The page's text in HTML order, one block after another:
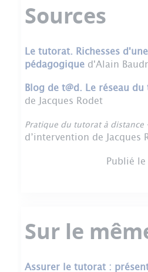
Sources
Le tutorat. Richesses
pédagogique d'Alain
Blog de t@d. Le réseau
de Jacques Rodet
Pratique du tutorat à distance
d’intervention de Jacques
Publié
Sur le
Assurer le tutorat :